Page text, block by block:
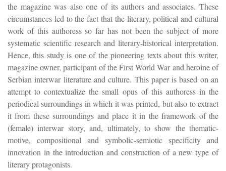
the magazine was also one of its authors and associates. These
circumstances led to the fact that the literary, political and cultural
work of this authoress so far has not been the subject of more
systematic scientific research and literary-historical interpretation.
Hence, this study is one of the pioneering texts about this writer,
magazine owner, participant of the First World War and heroine of
Serbian interwar literature and culture. This paper is based on an
attempt to contextualize the small opus of this authoress in the
periodical surroundings in which it was printed, but also to extract
it from these surroundings and place it in the framework of the
(female) interwar story, and, ultimately, to show the thematic-
motive, compositional and symbolic-semiotic specificity and
innovation in the introduction and construction of a new type of
literary protagonists.